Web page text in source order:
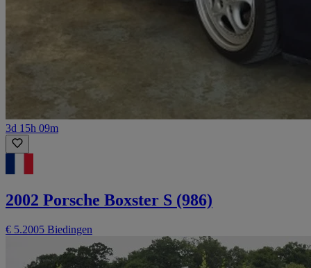
3d 15h 09m
2002 Porsche Boxster S (986)
€ 5.2005 Biedingen